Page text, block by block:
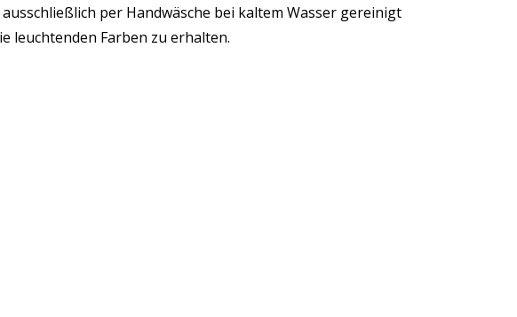
per Handwäsche bei kaltem Wasser gereinigt
leuchtenden Farben zu erhalten.